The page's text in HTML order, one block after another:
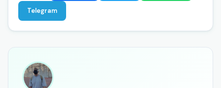
Telegram